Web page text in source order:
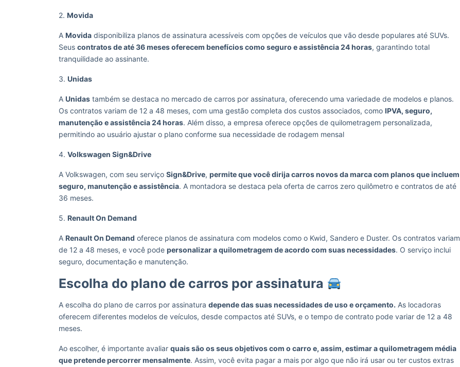
2. Movida
A Movida disponibiliza planos de assinatura acessíveis com opções de veículos que vão desde populares até SUVs.
Seus contratos de até 36 meses oferecem benefícios como seguro e assistência 24 horas, garantindo total
tranquilidade ao assinante.
3. Unidas
A Unidas também se destaca no mercado de carros por assinatura, oferecendo uma variedade de modelos e planos.
Os contratos variam de 12 a 48 meses, com uma gestão completa dos custos associados, como IPVA, seguro,
manutenção e assistência 24 horas. Além disso, a empresa oferece opções de quilometragem personalizada,
permitindo ao usuário ajustar o plano conforme sua necessidade de rodagem mensal
4. Volkswagen Sign&Drive
A Volkswagen, com seu serviço Sign&Drive, permite que você dirija carros novos da marca com planos que incluem
seguro, manutenção e assistência. A montadora se destaca pela oferta de carros zero quilômetro e contratos de até
36 meses.
5. Renault On Demand
A Renault On Demand oferece planos de assinatura com modelos como o Kwid, Sandero e Duster. Os contratos variam
de 12 a 48 meses, e você pode personalizar a quilometragem de acordo com suas necessidades. O serviço inclui
seguro, documentação e manutenção.
Escolha do plano de carros por assinatura
A escolha do plano de carros por assinatura depende das suas necessidades de uso e orçamento. As locadoras
oferecem diferentes modelos de veículos, desde compactos até SUVs, e o tempo de contrato pode variar de 12 a 48
meses.
Ao escolher, é importante avaliar quais são os seus objetivos com o carro e, assim, estimar a quilometragem média
que pretende percorrer mensalmente. Assim, você evita pagar a mais por algo que não irá usar ou ter custos extras